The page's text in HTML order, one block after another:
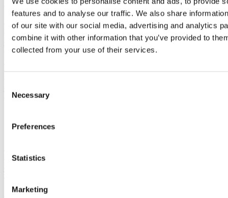
features and to analyse our traffic. We also share
of our site with our social media, advertising and analytics
combine it with other information that you’ve provided to
collected from your use of their services.
Selection
Necessary
Preferences
Statistics
Marketing
YAMALUBE SYNTHETIC 10W40 1 LTR.
21,67
Incl. BTW
5.385,00
YAMAHA F25GMHL 25 PK BUITENBOORDMOTOR